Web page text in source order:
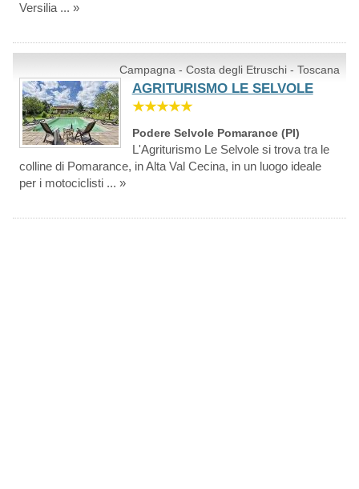
Versilia ... »
Campagna - Costa degli Etruschi - Toscana
AGRITURISMO LE SELVOLE
★★★★★
Podere Selvole Pomarance (PI)
L'Agriturismo Le Selvole si trova tra le
colline di Pomarance, in Alta Val Cecina, in un luogo ideale
per i motociclisti ... »